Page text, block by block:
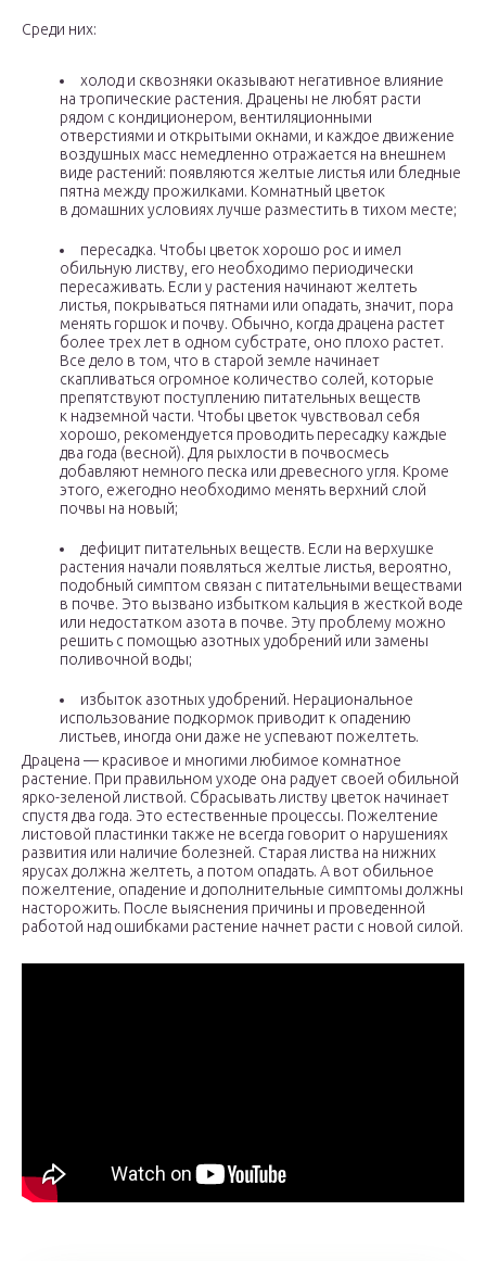
Среди них:
холод и сквозняки оказывают негативное влияние
на тропические растения. Драцены не любят расти
рядом с кондиционером, вентиляционными
отверстиями и открытыми окнами, и каждое движение
воздушных масс немедленно отражается на внешнем
виде растений: появляются желтые листья или бледные
пятна между прожилками. Комнатный цветок
в домашних условиях лучше разместить в тихом месте;
пересадка. Чтобы цветок хорошо рос и имел
обильную листву, его необходимо периодически
пересаживать. Если у растения начинают желтеть
листья, покрываться пятнами или опадать, значит, пора
менять горшок и почву. Обычно, когда драцена растет
более трех лет в одном субстрате, оно плохо растет.
Все дело в том, что в старой земле начинает
скапливаться огромное количество солей, которые
препятствуют поступлению питательных веществ
к надземной части. Чтобы цветок чувствовал себя
хорошо, рекомендуется проводить пересадку каждые
два года (весной). Для рыхлости в почвосмесь
добавляют немного песка или древесного угля. Кроме
этого, ежегодно необходимо менять верхний слой
почвы на новый;
дефицит питательных веществ. Если на верхушке
растения начали появляться желтые листья, вероятно,
подобный симптом связан с питательными веществами
в почве. Это вызвано избытком кальция в жесткой воде
или недостатком азота в почве. Эту проблему можно
решить с помощью азотных удобрений или замены
поливочной воды;
избыток азотных удобрений. Нерациональное
использование подкормок приводит к опадению
листьев, иногда они даже не успевают пожелтеть.
Драцена — красивое и многими любимое комнатное
растение. При правильном уходе она радует своей обильной
ярко-зеленой листвой. Сбрасывать листву цветок начинает
спустя два года. Это естественные процессы. Пожелтение
листовой пластинки также не всегда говорит о нарушениях
развития или наличие болезней. Старая листва на нижних
ярусах должна желтеть, а потом опадать. А вот обильное
пожелтение, опадение и дополнительные симптомы должны
насторожить. После выяснения причины и проведенной
работой над ошибками растение начнет расти с новой силой.